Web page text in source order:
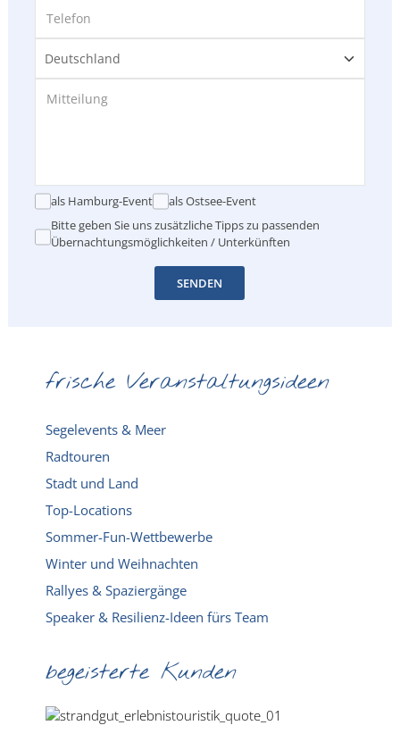
als Hamburg-Event
als Ostsee-Event
Bitte geben Sie uns zusätzliche Tipps zu passenden
Übernachtungsmöglichkeiten / Unterkünften
SENDEN
frische Veranstaltungsideen
Segelevents & Meer
Radtouren
Stadt und Land
Top-Locations
Sommer-Fun-Wettbewerbe
Winter und Weihnachten
Rallyes & Spaziergänge
Speaker & Resilienz-Ideen fürs Team
begeisterte Kunden